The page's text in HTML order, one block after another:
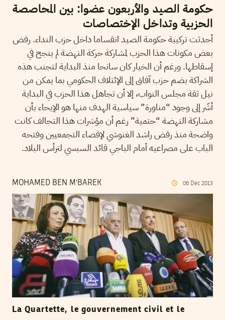
حكومة الصيد والأربعون عضوا: بين المحاصصة
الحزبية وتداخل الإختصاصات
أحدثت تركيبة حكومة الصيد انقساما داخل حزب النداء. رفض
بعض مكونات هذا الحزب لمشاركة حركة النهضة لم ينجح في
إسقاطها. ورغم أن الخيار كان سانحا منذ البداية لتجنب هذه
الشراكة بضم حزب آفاق إلى الإئتلاف الحكومي بما يمكن من
نيل ثقة مجلس النواب، إلا أن تجاهل هذا الحزب في البداية
أشّر إلى وجود “مناورة” سياسية الهدف منها هو الإيحاء بأن
مشاركة النهضة “حتمية” رغم أن مؤشرات هذا التحالف كانت
واضحة منذ رفض راشد الغنوشي لإقصاء التجمعيين وفتحه
الباب على مصراعيه أمام الباجي قائد السبسي لترأس البلاد.
MOHAMED BEN M'BAREK 06 Dec 2013
La Quartette, le gouvernement civil et le